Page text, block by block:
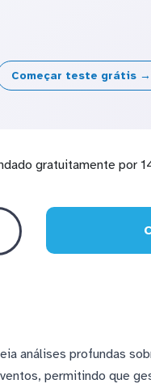
Começar teste grátis →
gratuitamente por
análises profundas
permitindo que